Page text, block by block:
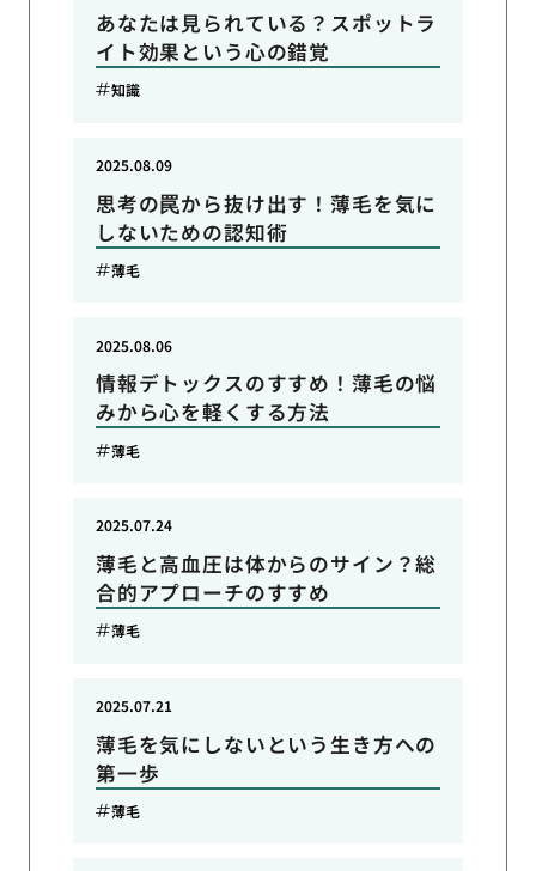
あなたは見られている？スポットラ
イト効果という心の錯覚
知識
思考の罠から抜け出す！薄毛を気に
しないための認知術
2025.08.09
薄毛
情報デトックスのすすめ！薄毛の悩
みから心を軽くする方法
2025.08.06
薄毛
薄毛と高血圧は体からのサイン？総
合的アプローチのすすめ
2025.07.24
薄毛
薄毛を気にしないという生き方への
第一歩
2025.07.21
薄毛